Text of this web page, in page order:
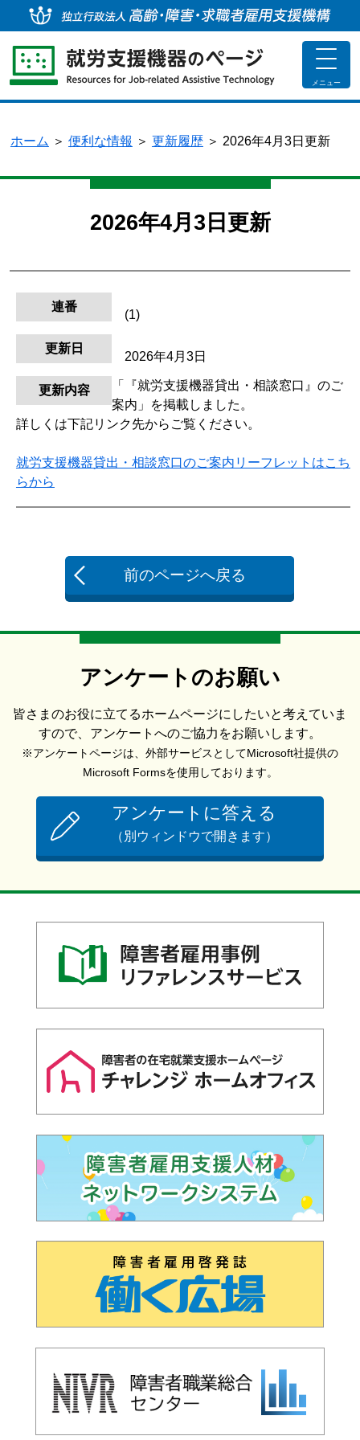
toggle
メニュー
ホーム ＞ 便利な情報 ＞ 更新履歴＞ 2026年4月3日更新
2026年4月3日更新
連番
(1)
更新日
2026年4月3日
更新内容
「『就労支援機器貸出・相談窓口』のご
案内」を掲載しました。
詳しくは下記リンク先からご覧ください。
就労支援機器貸出・相談窓口のご案内リーフレットはこち
らから
前のページへ戻る
アンケートのお願い
皆さまのお役に立てるホームページにしたいと考えていま
すので、アンケートへのご協力をお願いします。
※アンケートページは、外部サービスとしてMicrosoft社提供の
Microsoft Formsを使用しております。
アンケートに答える
（別ウィンドウで開きます）